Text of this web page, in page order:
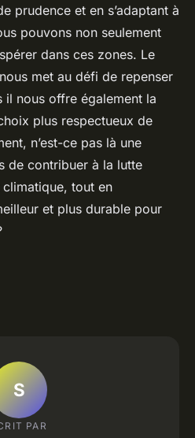
prudence et en s’adaptant à
pouvons non seulement
dans ces zones. Le
met au défi de repenser
nous offre également la
plus respectueux de
n’est-ce pas là une
de contribuer à la lutte
tout en
et plus durable pour
S
PAR